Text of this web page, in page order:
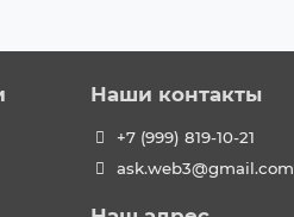
Наши контакты
+7 (999) 819-10-21
ask.web3@gmail.com